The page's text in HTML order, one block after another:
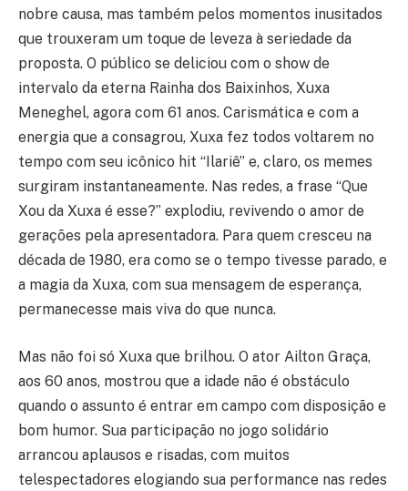
nobre causa, mas também pelos momentos inusitados
que trouxeram um toque de leveza à seriedade da
proposta. O público se deliciou com o show de
intervalo da eterna Rainha dos Baixinhos, Xuxa
Meneghel, agora com 61 anos. Carismática e com a
energia que a consagrou, Xuxa fez todos voltarem no
tempo com seu icônico hit “Ilariê” e, claro, os memes
surgiram instantaneamente. Nas redes, a frase “Que
Xou da Xuxa é esse?” explodiu, revivendo o amor de
gerações pela apresentadora. Para quem cresceu na
década de 1980, era como se o tempo tivesse parado, e
a magia da Xuxa, com sua mensagem de esperança,
permanecesse mais viva do que nunca.
Mas não foi só Xuxa que brilhou. O ator Ailton Graça,
aos 60 anos, mostrou que a idade não é obstáculo
quando o assunto é entrar em campo com disposição e
bom humor. Sua participação no jogo solidário
arrancou aplausos e risadas, com muitos
telespectadores elogiando sua performance nas redes